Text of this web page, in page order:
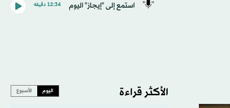
استمع إلى "إيجاز" اليوم 12:34 دقيقه
الأكثر قراءة اليوم الأسبوع